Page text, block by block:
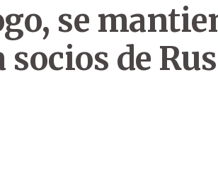
se
socios de